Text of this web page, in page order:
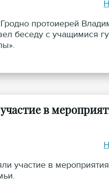
протоиерей
беседу с учащимися
в
участие в